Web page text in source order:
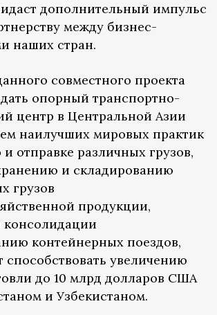
дополнительный импульс
между бизнес-
наших стран.
совместного проекта
опорный транспортно-
центр в Центральной Азии
наилучших мировых практик
отправке различных грузов,
и складированию
грузов
продукции,
консолидации
контейнерных поездов,
способствовать увеличению
до 10 млрд долларов США
и Узбекистаном.